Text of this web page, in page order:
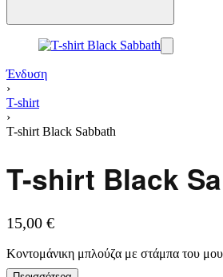
Ένδυση
›
T-shirt
›
T-shirt Black Sabbath
T-shirt Black
15,00 €